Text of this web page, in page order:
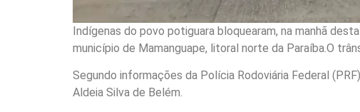
Indígenas do povo potiguara bloquearam, na manhã
município de Mamanguape, litoral norte da Paraíba.O
Segundo informações da Polícia Rodoviária Federal
Aldeia Silva de Belém.